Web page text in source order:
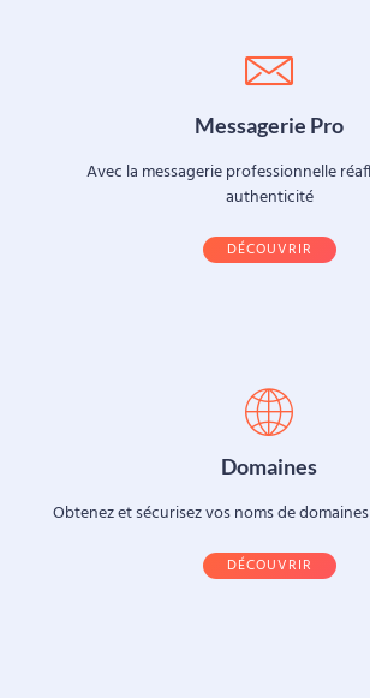
Messagerie Pro
Avec la messagerie professionnelle
authenticité
DÉCOUVRIR
Domaines
Obtenez et sécurisez vos noms de
DÉCOUVRIR